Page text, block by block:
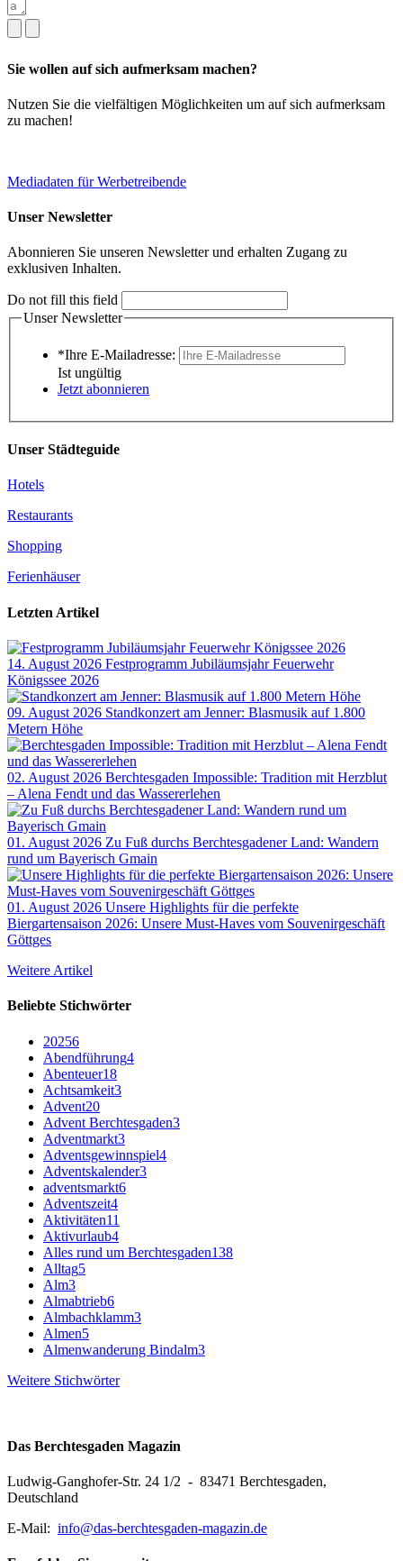
Sie wollen auf sich aufmerksam machen?
Nutzen Sie die vielfältigen Möglichkeiten um auf sich aufmerksam
zu machen!
Mediadaten für Werbetreibende
Unser Newsletter
Abonnieren Sie unseren Newsletter und erhalten Zugang zu
exklusiven Inhalten.
Do not fill this field
Unser Newsletter
*Ihre E-Mailadresse:
Ist ungültig
Jetzt abonnieren
Unser Städteguide
Hotels
Restaurants
Shopping
Ferienhäuser
Letzten Artikel
14. August 2026 Festprogramm Jubiläumsjahr Feuerwehr
Königssee 2026
09. August 2026 Standkonzert am Jenner: Blasmusik auf 1.800
Metern Höhe
02. August 2026 Berchtesgaden Impossible: Tradition mit Herzblut
– Alena Fendt und das Wassererlehen
01. August 2026 Zu Fuß durchs Berchtesgadener Land: Wandern
rund um Bayerisch Gmain
01. August 2026 Unsere Highlights für die perfekte
Biergartensaison 2026: Unsere Must-Haves vom Souvenirgeschäft
Göttges
Weitere Artikel
Beliebte Stichwörter
20256
Abendführung4
Abenteuer18
Achtsamkeit3
Advent20
Advent Berchtesgaden3
Adventmarkt3
Adventsgewinnspiel4
Adventskalender3
adventsmarkt6
Adventszeit4
Aktivitäten11
Aktivurlaub4
Alles rund um Berchtesgaden138
Alltag5
Alm3
Almabtrieb6
Almbachklamm3
Almen5
Almenwanderung Bindalm3
Weitere Stichwörter
Das Berchtesgaden Magazin
Ludwig-Ganghofer-Str. 24 1/2 - 83471 Berchtesgaden,
Deutschland
E-Mail: info@das-berchtesgaden-magazin.de